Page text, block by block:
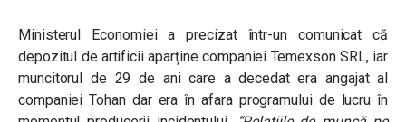
Ministerul Economiei a precizat într-un comunicat că
depozitul de artificii aparține companiei Temexson SRL, iar
muncitorul de 29 de ani care a decedat era angajat al
companiei Tohan dar era în afara programului de lucru în